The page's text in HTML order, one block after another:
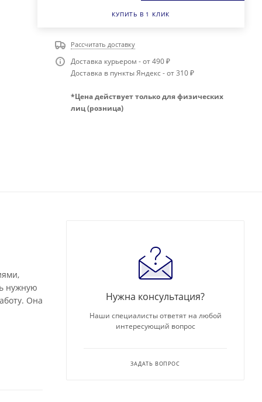
КУПИТЬ В 1 КЛИК
Рассчитать доставку
Доставка курьером - от 490 ₽
Доставка в пункты Яндекс - от 310 ₽
*Цена действует только для физических
лиц (розница)
нужную
Она
Нужна консультация?
Наши специалисты ответят на любой
интересующий вопрос
ЗАДАТЬ ВОПРОС